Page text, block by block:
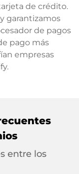
de crédito.
garantizamos
de pagos
pago más
empresas
entre los